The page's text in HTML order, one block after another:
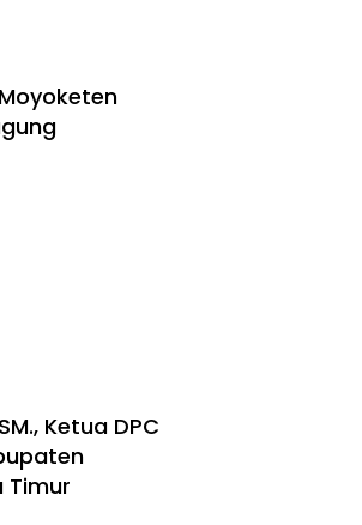
Ketua DPC
Timur